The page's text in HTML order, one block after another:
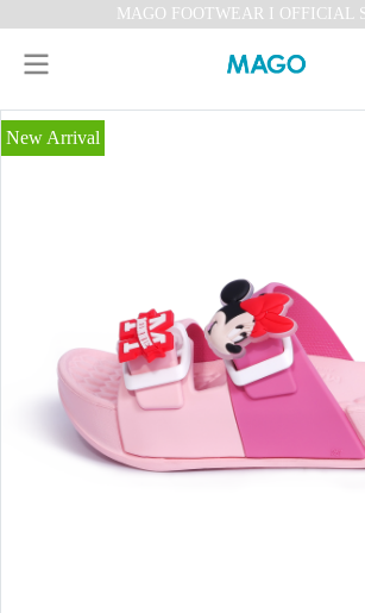
MAGO FOOTWEAR I OFFICIAL
New Arrival